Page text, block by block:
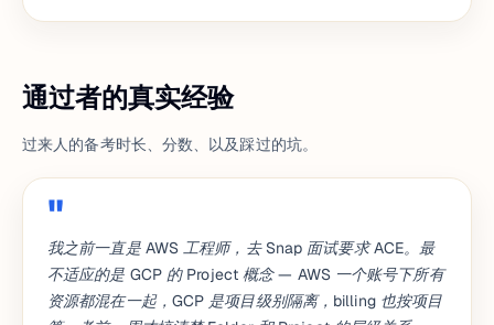
通过者的真实经验
过来人的备考时长、分数、以及踩过的坑。
我之前一直是 AWS 工程师，去 Snap 面试要求 ACE。最
不适应的是 GCP 的 Project 概念 — AWS 一个账号下所有
资源都混在一起，GCP 是项目级别隔离，billing 也按项目